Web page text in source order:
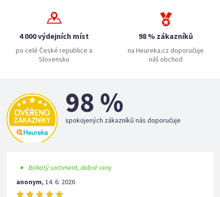
4 000 výdejních míst
po celé České republice a
Slovensku
98 % zákazníků
na Heureka.cz doporučuje
náš obchod
98 %
spokojených zákazníků nás doporučuje
Bohatý sortiment, dobré ceny
anonym,14. 6. 2026